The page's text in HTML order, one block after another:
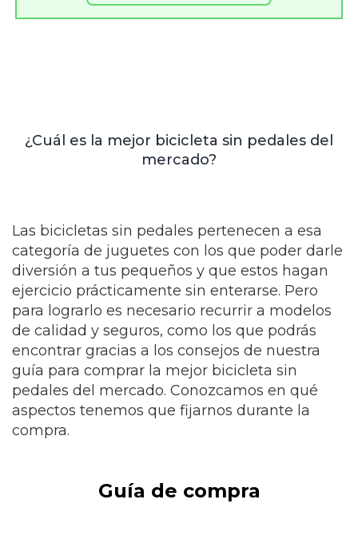
¿Cuál es la mejor bicicleta sin pedales del
mercado?
Las bicicletas sin pedales pertenecen a esa
categoría de juguetes con los que poder darle
diversión a tus pequeños y que estos hagan
ejercicio prácticamente sin enterarse. Pero
para lograrlo es necesario recurrir a modelos
de calidad y seguros, como los que podrás
encontrar gracias a los consejos de nuestra
guía para comprar la mejor bicicleta sin
pedales del mercado. Conozcamos en qué
aspectos tenemos que fijarnos durante la
compra.
Guía de compra